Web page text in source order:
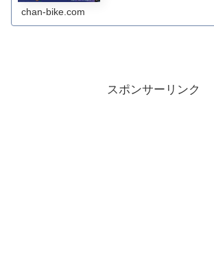
chan-bike.com
スポンサーリンク